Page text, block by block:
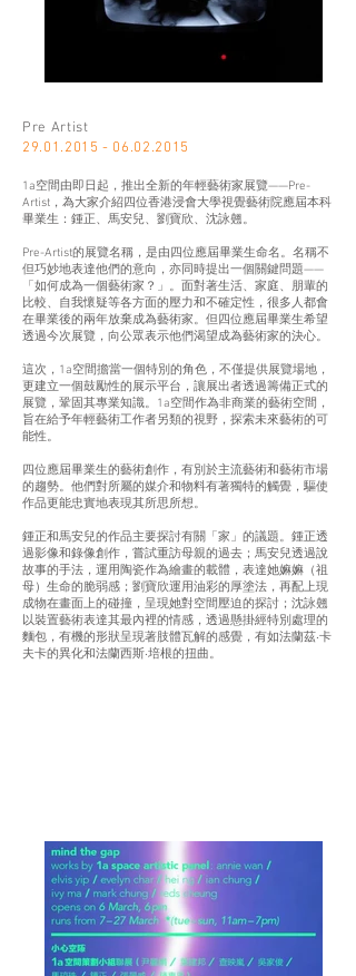
Pre Artist
29.01.2015 - 06.02.2015
1a空間由即日起，推出全新的年輕藝術家展覽——Pre-
Artist，為大家介紹四位香港浸會大學視覺藝術院應屆本科
畢業生：鍾正、馬安兒、劉寶欣、沈詠翹。
Pre-Artist的展覽名稱，是由四位應屆畢業生命名。名稱不
但巧妙地表達他們的意向，亦同時提出一個關鍵問題——
「如何成為一個藝術家？」。面對著生活、家庭、朋輩的
比較、自我懷疑等各方面的壓力和不確定性，很多人都會
在畢業後的兩年放棄成為藝術家。但四位應屆畢業生希望
透過今次展覽，向公眾表示他們渴望成為藝術家的決心。
這次，1a空間擔當一個特別的角色，不僅提供展覽場地，
更建立一個鼓勵性的展示平台，讓展出者透過籌備正式的
展覽，鞏固其專業知識。1a空間作為非商業的藝術空間，
旨在給予年輕藝術工作者另類的視野，探索未來藝術的可
能性。
四位應屆畢業生的藝術創作，有別於主流藝術和藝術市場
的趨勢。他們對所屬的媒介和物料有著獨特的觸覺，驅使
作品更能忠實地表現其所思所想。
鍾正和馬安兒的作品主要探討有關「家」的議題。鍾正透
過影像和錄像創作，嘗試重訪母親的過去；馬安兒透過說
故事的手法，運用陶瓷作為繪畫的載體，表達她嫲嫲（祖
母）生命的脆弱感；劉寶欣運用油彩的厚塗法，再配上現
成物在畫面上的碰撞，呈現她對空間壓迫的探討；沈詠翹
以裝置藝術表達其最內裡的情感，透過懸掛經特別處理的
麵包，有機的形狀呈現著肢體瓦解的感覺，有如法蘭茲‧卡
夫卡的異化和法蘭西斯‧培根的扭曲。